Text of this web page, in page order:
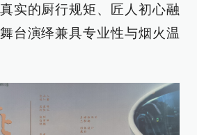
实的厨行规矩、匠人初心融
台演绎兼具专业性与烟火温